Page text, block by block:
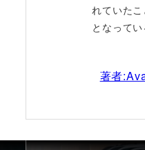
れていた
となってい
著者